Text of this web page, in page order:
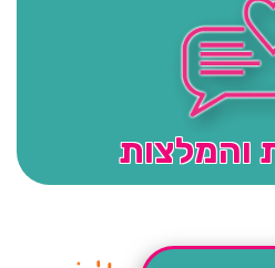
והמלצות